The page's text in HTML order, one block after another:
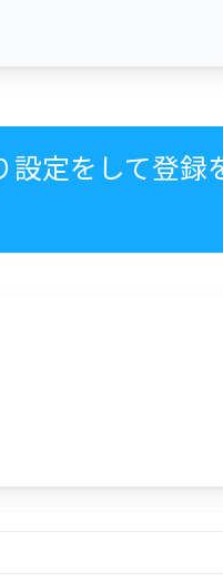
設定をして登録